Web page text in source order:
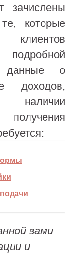
зачислены
которые
подробной
данные о
доходов,
наличии
вами
и